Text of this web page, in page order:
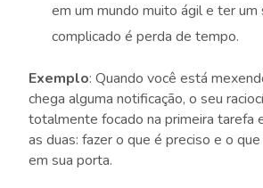
em um mundo muito ágil e ter um
complicado é perda de tempo.
Exemplo: Quando você está
chega alguma notificação, o seu
totalmente focado na primeira tarefa
as duas: fazer o que é preciso e o
em sua porta.